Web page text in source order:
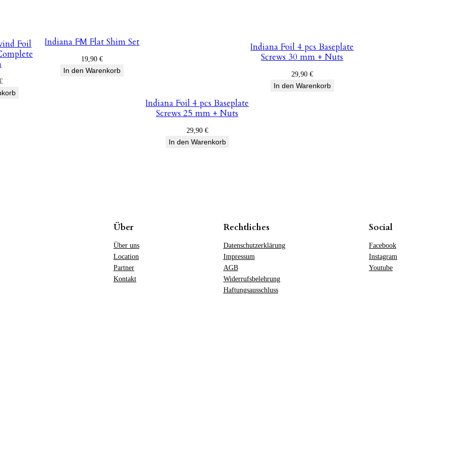
Foil
Indiana FM Flat Shim Set
19,90€
In den Warenkorb
Indiana Foil 4 pcs Baseplate
Screws 25 mm + Nuts
29,90 €
In den Warenkorb
Indiana Foil 4 pcs Baseplate
Screws 30 mm + Nuts
29,90 €
In den Warenkorb
Über
Über uns
Location
Partner
Kontakt
Rechtliches
Datenschutzerklärung
Impressum
AGB
Widerrufsbelehrung
Haftungsausschluss
Social
Facebook
Instagram
Youtube